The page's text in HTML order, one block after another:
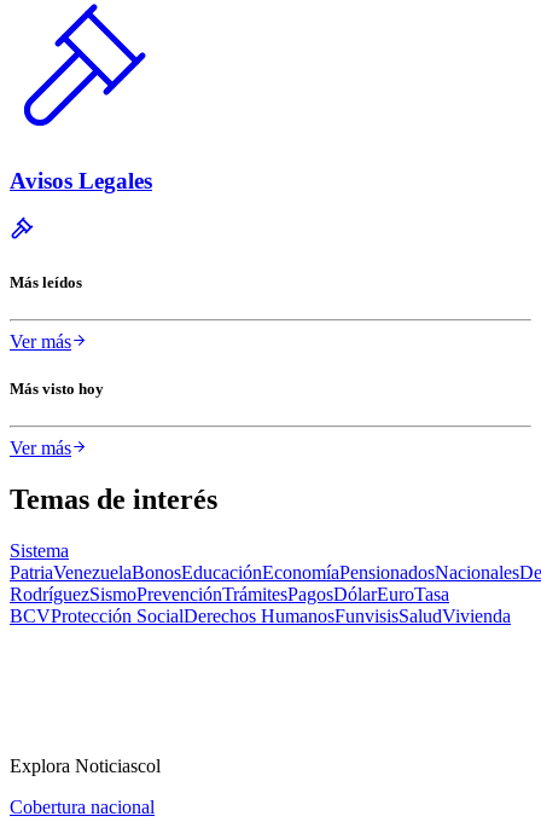
Avisos Legales
Más leídos
Ver más
Más visto hoy
Ver más
Temas de interés
Sistema
PatriaVenezuelaBonosEducaciónEconomíaPensionadosNacionales
RodríguezSismoPrevenciónTrámitesPagosDólarEuroTasa
BCVProtección SocialDerechos HumanosFunvisisSaludVivienda
Explora Noticiascol
Cobertura nacional